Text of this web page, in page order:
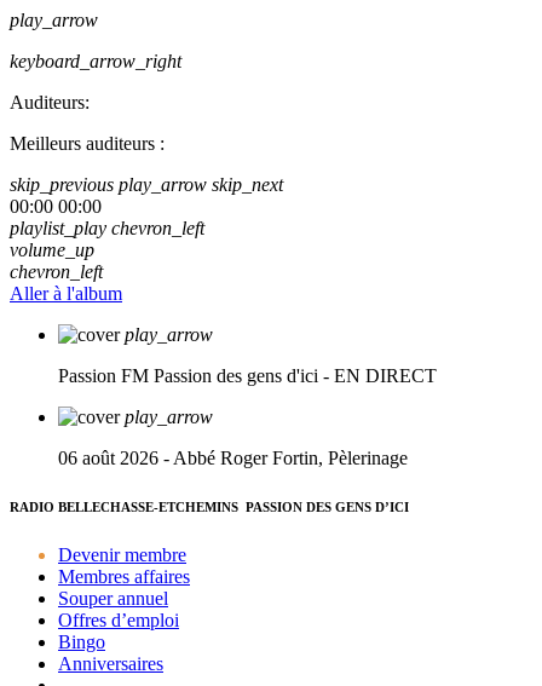
play_arrow
keyboard_arrow_right
Auditeurs:
Meilleurs auditeurs :
skip_previous play_arrow skip_next
00:00 00:00
playlist_play chevron_left
volume_up
chevron_left
Aller à l'album
play_arrow
Passion FM Passion des gens d'ici - EN DIRECT
play_arrow
06 août 2026 - Abbé Roger Fortin, Pèlerinage
RADIO BELLECHASSE-ETCHEMINS PASSION DES GENS D’ICI
Devenir membre
Membres affaires
Souper annuel
Offres d’emploi
Bingo
Anniversaires